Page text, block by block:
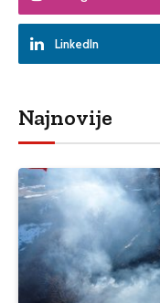
LinkedIn
Najnovije